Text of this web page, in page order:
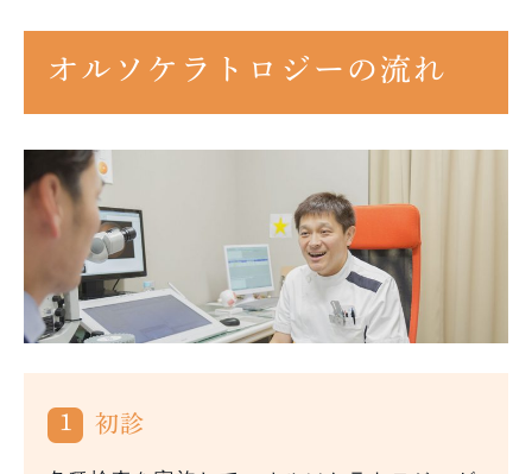
オルソケラトロジーの流れ
1 初診